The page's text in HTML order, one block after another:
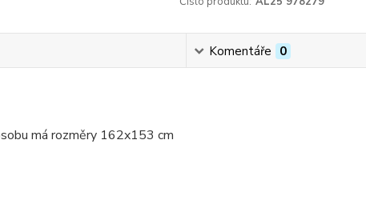
Komentáře 0
má rozměry 162x153 cm